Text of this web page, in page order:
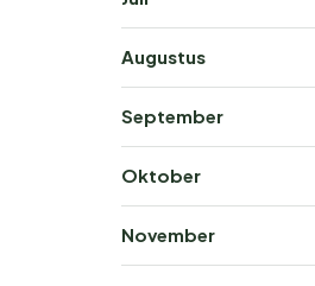
Augustus
September
Oktober
November